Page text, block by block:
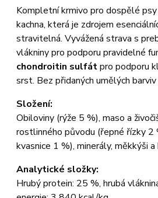
Kompletní krmivo pro dospělé
kachna, která je zdrojem
stravitelná. Vyvážená strava s
vlákniny pro podporu pravidelné
chondroitin sulfátpro podporu
srst. Bez přidaných umělých
Složení:
Obiloviny (rýže 5 %), maso a
rostlinného původu (řepné řízky 2
kvasnice 1 %), minerály, měkkýši
Analytické složky:
Hrubý protein: 25 %, hrubá